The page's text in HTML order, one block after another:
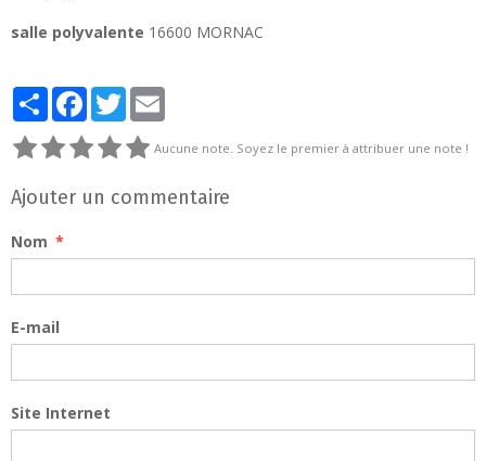
salle polyvalente 16600 MORNAC
PartagerFacebook
Twitter
Aucune note. Soyez le premier à attribuer une note !
Ajouter un commentaire
Nom
E-mail
Site Internet